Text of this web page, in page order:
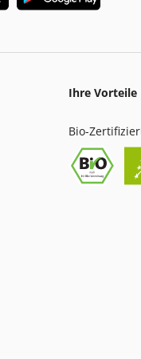
Ihre Vorteile
Bio-